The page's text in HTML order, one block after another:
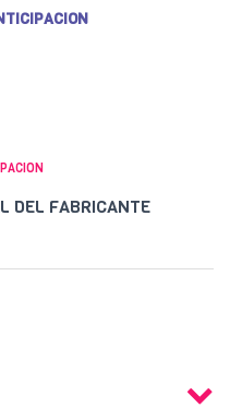
DEL FABRICANTE